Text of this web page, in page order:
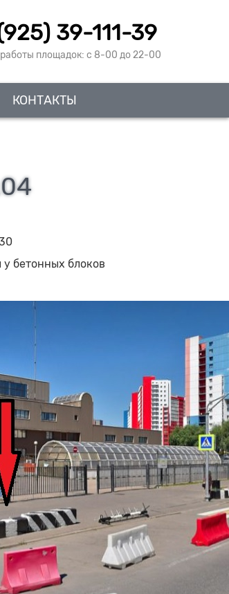
39-111-39
площадок: c 8-00 до 22-00
КОНТАКТЫ
бетонных блоков